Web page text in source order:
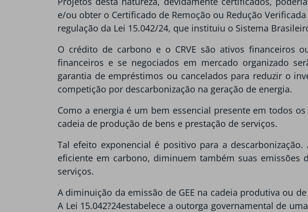
e/ou obter o Certificado de Remoção ou Redução
regulação da Lei 15.042/24, que instituiu o Sistema
O crédito de carbono e o CRVE são ativos financeiros
financeiros e se negociados em mercado organizado
garantia de empréstimos ou cancelados para reduzir o
competição por descarbonização na geração de energia.
Como a energia é um bem essencial presente em todos
cadeia de produção de bens e prestação de serviços.
Tal efeito exponencial é positivo para a
eficiente em carbono, diminuem também suas emissões
serviços.
A diminuição da emissão de GEE na cadeia produtiva ou
A Lei 15.042?24estabelece a outorga governamental de